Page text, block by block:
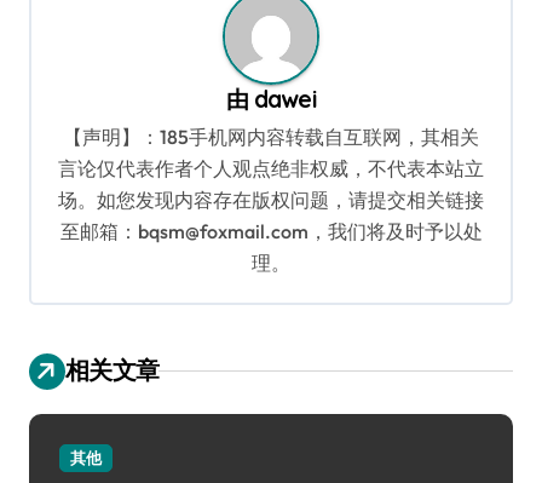
由 dawei
【声明】：185手机网内容转载自互联网，其相关
言论仅代表作者个人观点绝非权威，不代表本站立
场。如您发现内容存在版权问题，请提交相关链接
至邮箱：bqsm@foxmail.com，我们将及时予以处
理。
相关文章
其他